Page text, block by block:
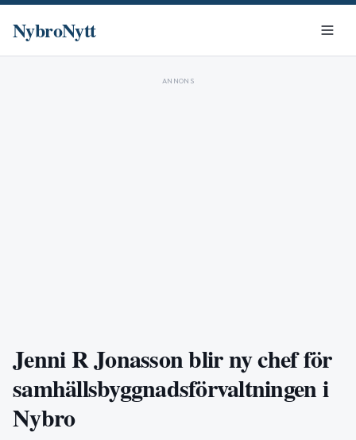
NybroNytt
ANNONS
Jenni R Jonasson blir ny chef för
samhällsbyggnadsförvaltningen i
Nybro